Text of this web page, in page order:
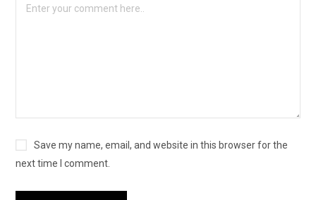
Save my name, email, and website in this browser for the
next time I comment.